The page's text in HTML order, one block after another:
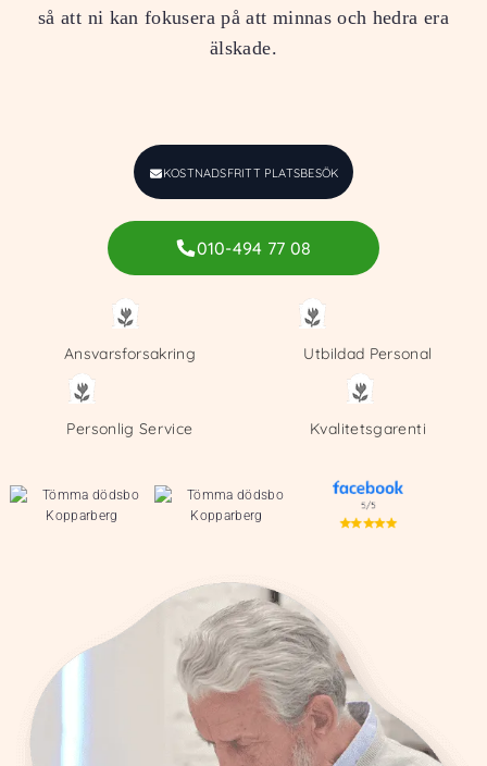
så att ni kan fokusera på att minnas och hedra era
älskade.
KOSTNADSFRITT PLATSBESÖK
010-494 77 08
Ansvarsforsakring Utbildad Personal
Personlig Service Kvalitetsgarenti